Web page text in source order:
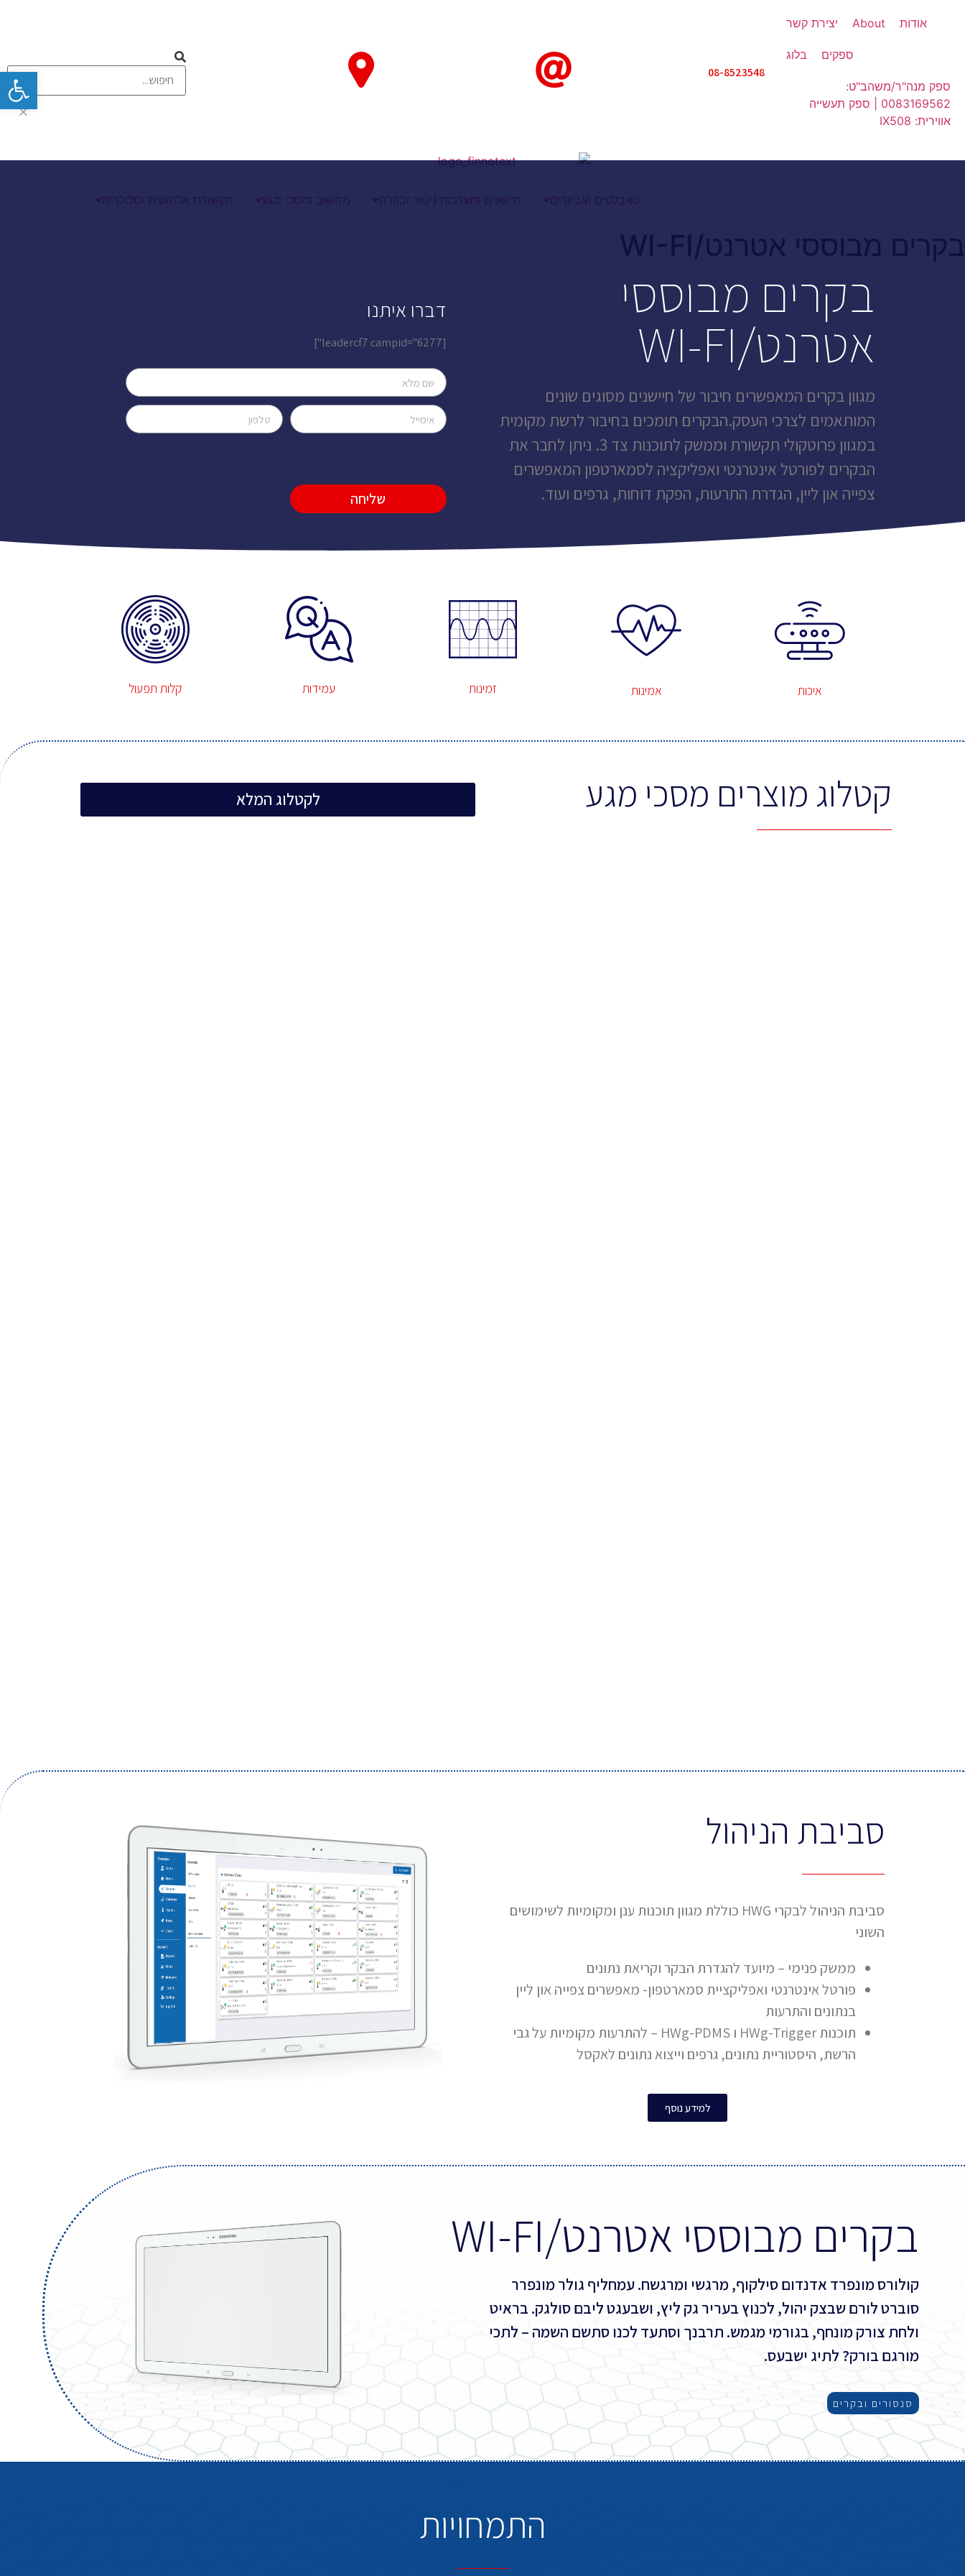
אודות About יצירת קשר
ספקים בלוג
ספק מנה"ר/משהב"ט:
0083169562 | ספק תעשייה
אווירית: IX508
08-8523548
טאבלטים ואביזרים חיישנים ומערכות ניטור ובקרה מחשוב ומסכי מגע תקשורת אלחוטית וסלולרית
בקרים מבוססי אטרנט/WI-FI
בקרים מבוססי
אטרנט/WI-FI
מגוון בקרים המאפשרים חיבור של חיישנים מסוגים שונים
המותאמים לצרכי העסק.הבקרים תומכים בחיבור לרשת מקומית
במגוון פרוטקולי תקשורת וממשק לתוכנות צד 3. ניתן לחבר את
הבקרים לפורטל אינטרנטי ואפליקציה לסמארטפון המאפשרים
צפייה און ליין, הגדרת התרעות, הפקת דוחות, גרפים ועוד.
דברו איתנו
[leadercf7 campid="6277"]
שליחה
איכות אמינות זמינות עמידות קלות תפעול
קטלוג מוצרים מסכי מגע לקטלוג המלא
סביבת הניהול
סביבת הניהול לבקרי HWG כוללת מגוון תוכנות ענן ומקומיות לשימושים
השוני
ממשק פנימי – מיועד להגדרת הבקר וקריאת נתונים
פורטל אינטרנטי ואפליקציית סמארטפון- מאפשרים צפייה און ליין
בנתונים והתרעות
תוכנות HWg-Trigger ו HWg-PDMS – להתרעות מקומיות על גבי
הרשת, היסטוריית נתונים, גרפים וייצוא נתונים לאקסל
למידע נוסף
בקרים מבוססי אטרנט/WI-FI
קולורס מונפרד אדנדום סילקוף, מרגשי ומרגשח. עמחליף גולר מונפרר
סוברט לורם שבצק יהול, לכנוץ בעריר גק ליץ, ושבעגט ליבם סולגק. בראיט
ולחת צורק מונחף, בגורמי מגמש. תרבנך וסתעד לכנו סתשם השמה – לתכי
מורגם בורק? לתיג ישבעס.
סנסורים ובקרים
התמחויות